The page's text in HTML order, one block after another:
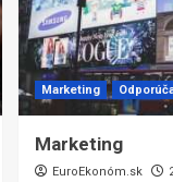
Marketing
Marketing
EuroEkonóm.sk